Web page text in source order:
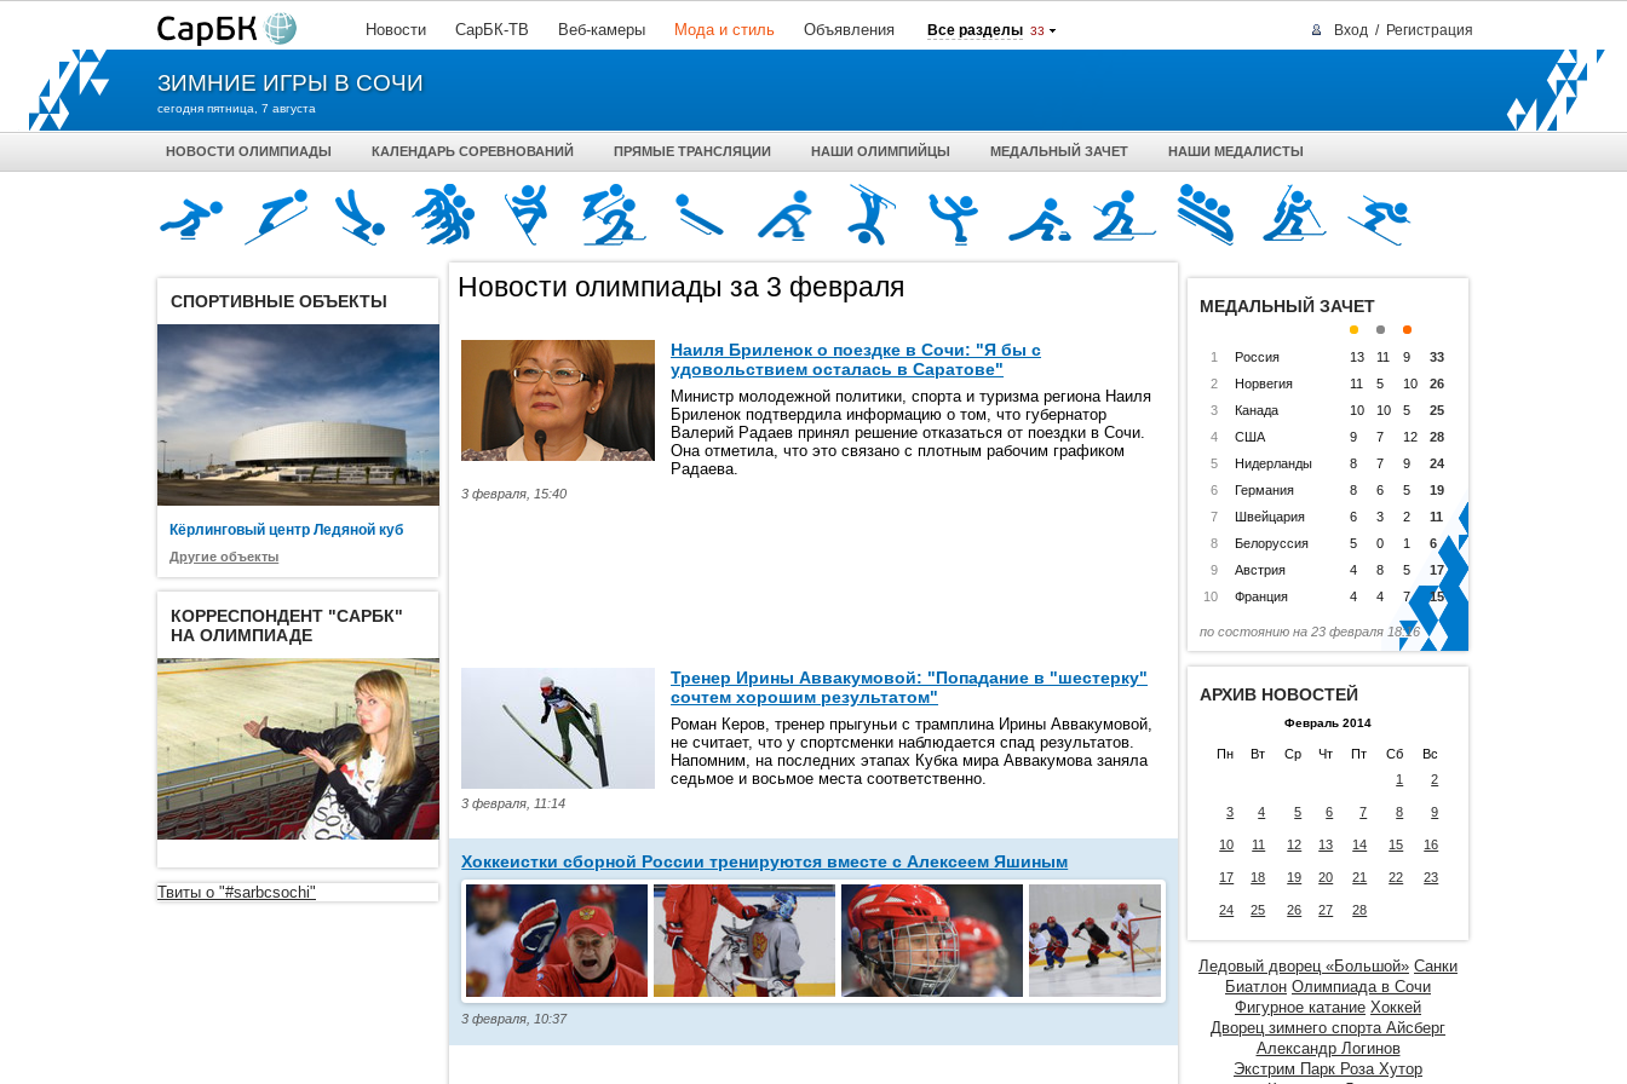
Новости СарБК-ТВ Веб-камеры Мода и стиль Объявления Все разделы 33 Вход / Регистрация
ЗИМНИЕ ИГРЫ В СОЧИ
сегодня пятница, 7 августа
НОВОСТИ ОЛИМПИАДЫ КАЛЕНДАРЬ СОРЕВНОВАНИЙ ПРЯМЫЕ ТРАНСЛЯЦИИ НАШИ ОЛИМПИЙЦЫ МЕДАЛЬНЫЙ ЗАЧЕТ НАШИ МЕДАЛИСТЫ
Новости олимпиады за 3 февраля
Наиля Бриленок о поездке в Сочи: "Я бы с
удовольствием осталась в Саратове"
Министр молодежной политики, спорта и туризма региона Наиля
Бриленок подтвердила информацию о том, что губернатор
Валерий Радаев принял решение отказаться от поездки в Сочи.
Она отметила, что это связано с плотным рабочим графиком
Радаева.
3 февраля, 15:40
Тренер Ирины Аввакумовой: "Попадание в "шестерку"
сочтем хорошим результатом"
Роман Керов, тренер прыгуньи с трамплина Ирины Аввакумовой,
не считает, что у спортсменки наблюдается спад результатов.
Напомним, на последних этапах Кубка мира Аввакумова заняла
седьмое и восьмое места соответственно.
3 февраля, 11:14
Хоккеистки сборной России тренируются вместе с Алексеем Яшиным
3 февраля, 10:37
СПОРТИВНЫЕ ОБЪЕКТЫ
Кёрлинговый центр Ледяной куб
Другие объекты
КОРРЕСПОНДЕНТ "САРБК"
НА ОЛИМПИАДЕ
Твиты о "#sarbcsochi"
МЕДАЛЬНЫЙ ЗАЧЕТ
1 Россия 13 11 9
33
2
Норвегия 11 5 10
26
3
Канада 10 10 5
25
4
США 9 7 12
28
5
Нидерланды 8 7 9
24
6
Германия 8 6 5
19
7
Швейцария 6 3 2
11
8
Белоруссия 5 0 1
6
9
Австрия 4 8 5
17
10
Франция 4 4 7 15
по состоянию на 23 февраля 18:16
АРХИВ НОВОСТЕЙ
Февраль 2014
Пн Вт Ср Чт Пт Сб
Вс
1
2
3 4 5 6 7 8 9
10 11 12 13 14 15 16
17 18 19 20 21 22 23
24 25 26 27 28
Ледовый дворец «Большой» Санки
Биатлон Олимпиада в Сочи
Фигурное катание Хоккей
Дворец зимнего спорта Айсберг
Александр Логинов
Экстрим Парк Роза Хутор